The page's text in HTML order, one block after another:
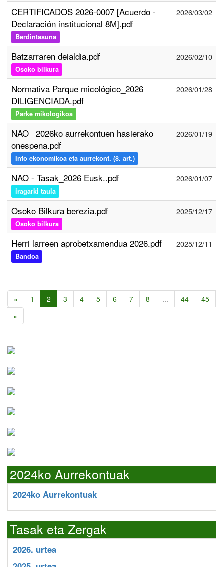
CERTIFICADOS 2026-0007 [Acuerdo -
Declaración institucional 8M].pdf
Berdintasuna
2026/03/02
Batzarraren deialdia.pdf
Osoko bilkura
2026/02/10
Normativa Parque micológico_2026
DILIGENCIADA.pdf
Parke mikologikoa
2026/01/28
NAO _2026ko aurrekontuen hasierako
onespena.pdf
Info ekonomikoa eta aurrekont. (8. art.)
2026/01/19
NAO - Tasak_2026 Eusk..pdf
iragarki taula
2026/01/07
Osoko Bilkura berezia.pdf
Osoko bilkura
2025/12/17
Herri larreen aprobetxamendua 2026.pdf
Bandoa
2025/12/11
« 1 2 3 4 5 6 7 8 ... 44
45
»
2024ko Aurrekontuak
2024ko Aurrekontuak
Tasak eta Zergak
2026. urtea